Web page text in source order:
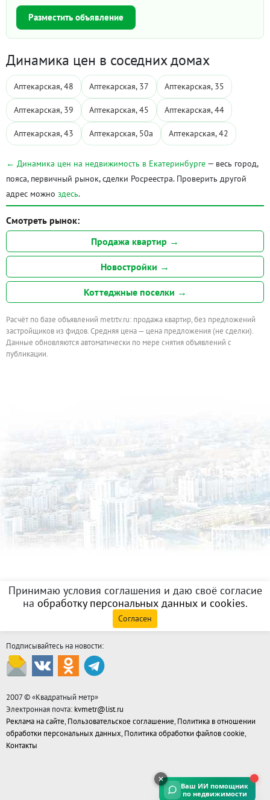
Разместить объявление
Динамика цен в соседних домах
Аптекарская, 48 Аптекарская, 37 Аптекарская, 35
Аптекарская, 39 Аптекарская, 45 Аптекарская, 44
Аптекарская, 43 Аптекарская, 50а Аптекарская, 42
← Динамика цен на недвижимость в Екатеринбурге — весь город,
пояса, первичный рынок, сделки Росреестра. Проверить другой
адрес можно здесь.
Смотреть рынок:
Продажа квартир →
Новостройки →
Коттеджные поселки →
Расчёт по базе объявлений metrtv.ru: продажа квартир, без предложений
застройщиков из фидов. Средняя цена — цена предложения (не сделки).
Данные обновляются автоматически по мере снятия объявлений с
публикации.
Принимаю условия соглашения и даю своё согласие
на обработку персональных данных и cookies.
Согласен
Подписывайтесь на новости:
2007 © «Квадратный метр»
Электронная почта: kvmetr@list.ru
Реклама на сайте, Пользовательское соглашение, Политика в отношении
обработки персональных данных, Политика обработки файлов cookie,
Контакты
Ваш ИИ помощник
по недвижимости